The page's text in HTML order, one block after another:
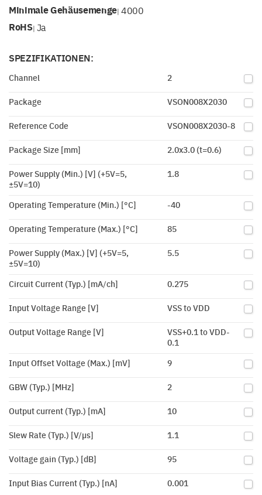
Minimale Gehäusemenge|4000
RoHS| Ja
SPEZIFIKATIONEN:
Channel 2
Package VSON008X2030
Reference Code VSON008X2030-8
Package Size [mm] 2.0x3.0 (t=0.6)
Power Supply (Min.) [V] (+5V=5,
±5V=10)
1.8
Operating Temperature (Min.) [°C] -40
Operating Temperature (Max.) [°C] 85
Power Supply (Max.) [V] (+5V=5,
±5V=10)
5.5
Circuit Current (Typ.) [mA/ch] 0.275
Input Voltage Range [V] VSS to VDD
Output Voltage Range [V]
VSS+0.1 to VDD-
0.1
Input Offset Voltage (Max.) [mV]
9
GBW (Typ.) [MHz] 2
Output current (Typ.) [mA] 10
Slew Rate (Typ.) [V/µs] 1.1
Voltage gain (Typ.) [dB] 95
Input Bias Current (Typ.) [nA] 0.001